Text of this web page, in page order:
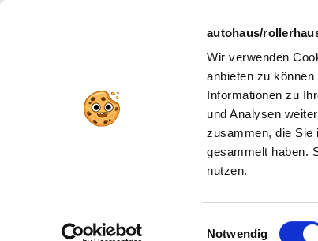
autohaus/
Wir verwenden
anbieten zu
Informationen zu
und Analysen
zusammen, die Sie
gesammelt haben.
nutzen.
Einwilligungsauswahl
Notwendig